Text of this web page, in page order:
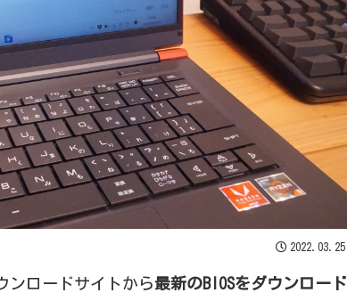
2022.03.25
ンロードサイトから最新のBIOSをダウンロード